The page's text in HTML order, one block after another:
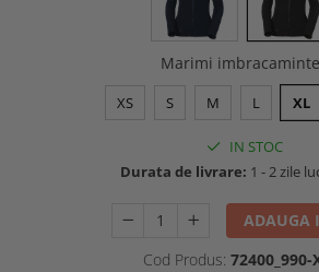
Echipamente trimeri ongloane
Casti si antifoane protectie
Marimi imbracaminte
XS S M L XL
IN STOC
Durata de livrare: 1 - 2 zile
ADAUGA
Cod Produs: 72400_990-